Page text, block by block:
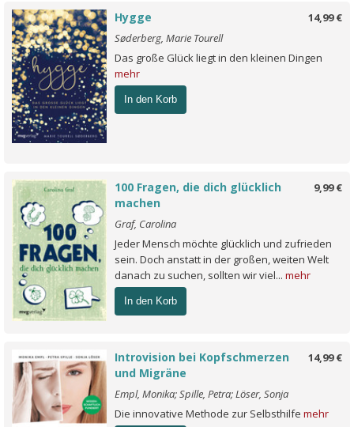
14,99 €
Hygge
Søderberg, Marie Tourell
Das große Glück liegt in den kleinen Dingen
mehr
In den Korb
9,99 €
100 Fragen, die dich glücklich
machen
Graf, Carolina
Jeder Mensch möchte glücklich und zufrieden
sein. Doch anstatt in der großen, weiten Welt
danach zu suchen, sollten wir viel... mehr
In den Korb
14,99 €
Introvision bei Kopfschmerzen
und Migräne
Empl, Monika; Spille, Petra; Löser, Sonja
Die innovative Methode zur Selbsthilfe mehr